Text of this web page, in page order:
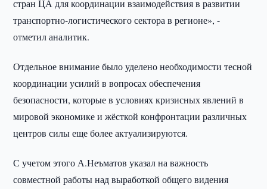
стран ЦА для координации взаимодействия в развитии
транспортно-логистического сектора в регионе», -
отметил аналитик.
Отдельное внимание было уделено необходимости тесной
координации усилий в вопросах обеспечения
безопасности, которые в условиях кризисных явлений в
мировой экономике и жёсткой конфронтации различных
центров силы еще более актуализируются.
С учетом этого А.Неъматов указал на важность
совместной работы над выработкой общего видения